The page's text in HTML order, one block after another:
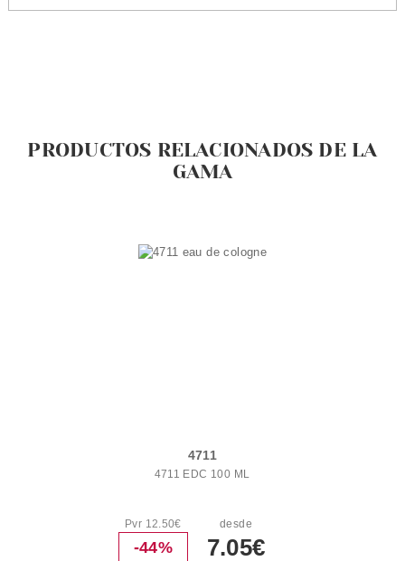
PRODUCTOS RELACIONADOS DE LA
GAMA
4711
4711 EDC 100 ML
Pvr 12.50€
-44%
desde
7.05€